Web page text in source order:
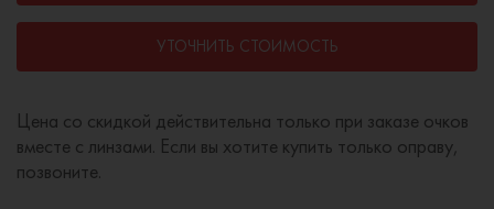
УТОЧНИТЬ СТОИМОСТЬ
Цена со скидкой действительна только при заказе очков
вместе с линзами. Если вы хотите купить только оправу,
позвоните.